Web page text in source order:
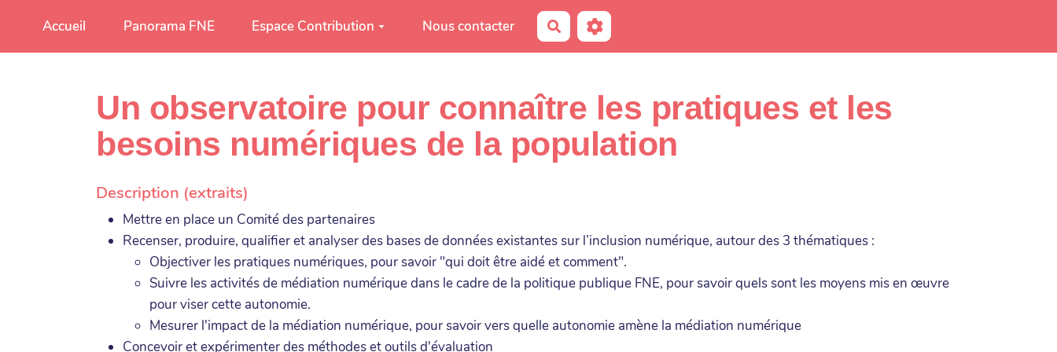
Aller au contenu principal
Accueil Panorama FNE Espace Contribution Nous contacter Rechercher
Un observatoire pour connaître les pratiques et les
besoins numériques de la population
Description (extraits)
Mettre en place un Comité des partenaires
Recenser, produire, qualifier et analyser des bases de données existantes sur l’inclusion numérique, autour des 3 thématiques :
Objectiver les pratiques numériques, pour savoir "qui doit être aidé et comment".
Suivre les activités de médiation numérique dans le cadre de la politique publique FNE, pour savoir quels sont les moyens mis en œuvre
pour viser cette autonomie.
Mesurer l'impact de la médiation numérique, pour savoir vers quelle autonomie amène la médiation numérique
Concevoir et expérimenter des méthodes et outils d'évaluation